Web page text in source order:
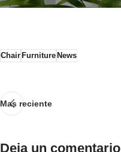
ChairFurnitureNews
Mas reciente
Deja un comentario